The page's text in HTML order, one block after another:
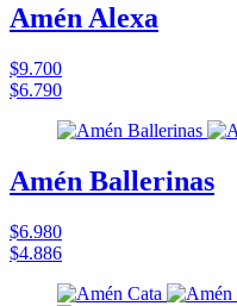
Amén Alexa
$9.700
$6.790
Amén Ballerinas
$6.980
$4.886